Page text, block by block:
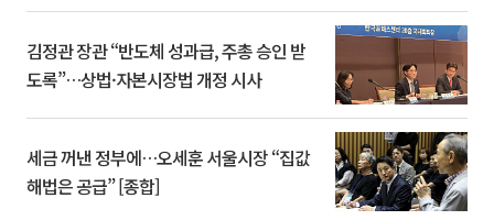
김정관 장관 “반도체 성과급, 주총 승인 받
도록”…상법·자본시장법 개정 시사
세금 꺼낸 정부에…오세훈 서울시장 “집값
해법은 공급” [종합]